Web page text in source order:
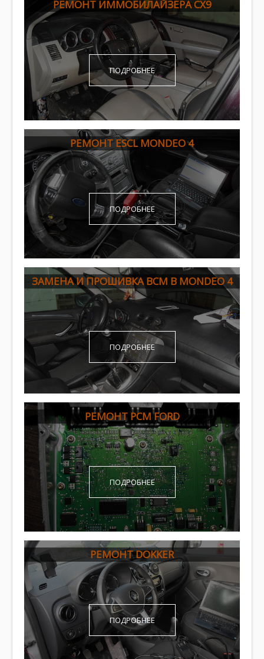
РЕМОНТ ИММОБИЛАЙЗЕРА CX9
ПОДРОБНЕЕ
РЕМОНТ ESCL MONDEO 4
ПОДРОБНЕЕ
ЗАМЕНА И ПРОШИВКА BCM В MONDEO 4
ПОДРОБНЕЕ
РЕМОНТ PCM FORD
ПОДРОБНЕЕ
РЕМОНТ DOKKER
ПОДРОБНЕЕ